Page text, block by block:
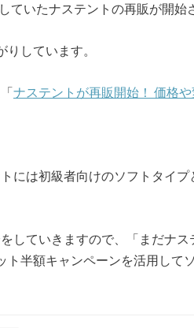
ていたナステントの再販が開始
しています。
ナステントが再販開始！ 価格
には初級者向けのソフトタイ
していきますので、「まだナ
ト半額キャンペーンを活用して